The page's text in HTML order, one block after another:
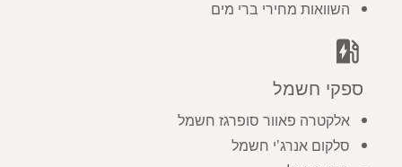
השוואות מחירי ברי מים
ev_station
ספקי חשמל
אלקטרה פאוור סופרגז חשמל
סלקום אנרג’י חשמל